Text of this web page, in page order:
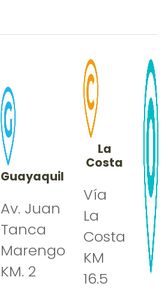
Guayaquil
Av. Juan
Tanca
Marengo
KM. 2
La
Costa
Vía
La
Costa
KM
16.5